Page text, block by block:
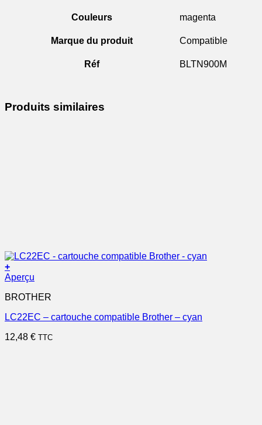
Couleurs magenta
Marque du produit Compatible
Réf BLTN900M
Produits similaires
+
Aperçu
BROTHER
LC22EC – cartouche compatible Brother – cyan
12,48 € TTC